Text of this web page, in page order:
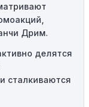
некоторых
определенными
за
не будет
Дрим.
делятся
сталкиваются